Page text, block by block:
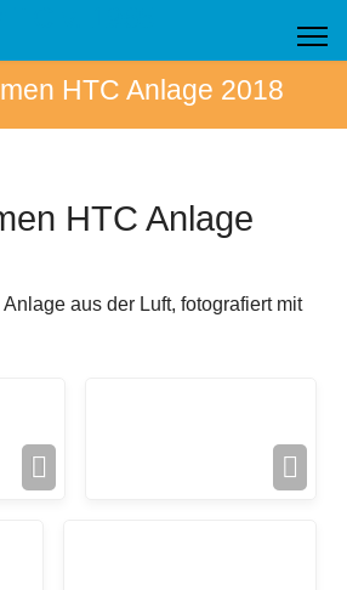
HTC Anlage 2018
HTC Anlage
aus der Luft, fotografiert mit